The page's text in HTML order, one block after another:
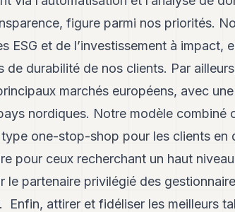
figure parmi nos priorités.
ESG et de l’investissement à impact,
durabilité de nos clients. Par
marchés européens, avec
nordiques. Notre modèle combiné
one-stop-shop pour les clients en
pour ceux recherchant un haut
le partenaire privilégié des
Enfin, attirer et fidéliser les meilleurs